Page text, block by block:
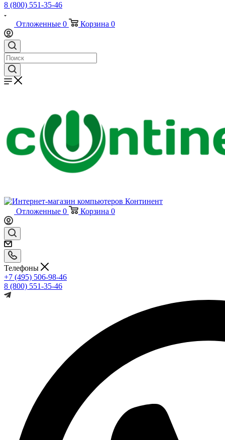
8 (800) 551-35-46
Отложенные 0 Корзина 0
Отложенные 0 Корзина 0
Телефоны
+7 (495) 506-98-46
8 (800) 551-35-46